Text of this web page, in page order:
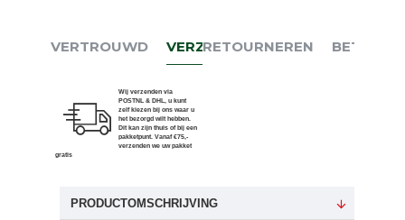
VERTROUWD VERZENDEN
Wij verzenden via
POSTNL & DHL, u kunt
zelf kiezen bij ons waar u
het bezorgd wilt hebben.
Dit kan zijn thuis of bij een
pakketpunt. Vanaf €75,-
verzenden we uw pakket
gratis
RETOURNEREN BETALEN
PRODUCTOMSCHRIJVING